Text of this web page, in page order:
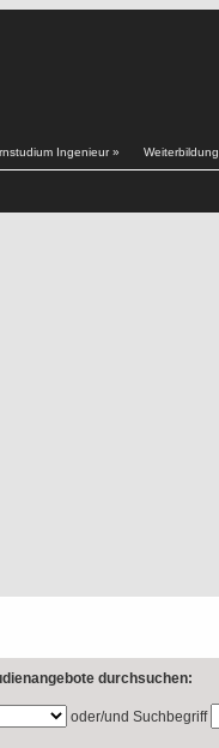
Ingenieur» Weiterbildung
durchsuchen:
oder/und Suchbegriff